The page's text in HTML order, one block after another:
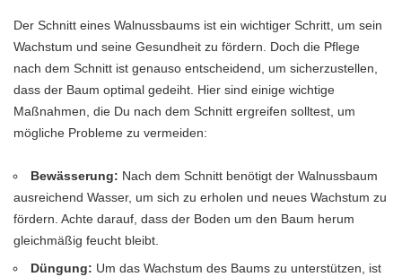
Der Schnitt eines Walnussbaums ist ein wichtiger Schritt, um sein
Wachstum und seine Gesundheit zu fördern. Doch die Pflege
nach dem Schnitt ist genauso entscheidend, um sicherzustellen,
dass der Baum optimal gedeiht. Hier sind einige wichtige
Maßnahmen, die Du nach dem Schnitt ergreifen solltest, um
mögliche Probleme zu vermeiden:
Bewässerung: Nach dem Schnitt benötigt der Walnussbaum
ausreichend Wasser, um sich zu erholen und neues Wachstum zu
fördern. Achte darauf, dass der Boden um den Baum herum
gleichmäßig feucht bleibt.
Düngung: Um das Wachstum des Baums zu unterstützen, ist